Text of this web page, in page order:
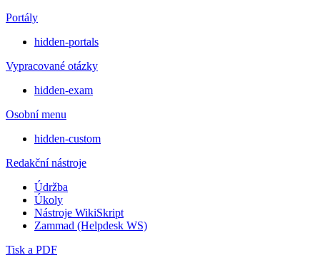
Portály
hidden-portals
Vypracované otázky
hidden-exam
Osobní menu
hidden-custom
Redakční nástroje
Údržba
Úkoly
Nástroje WikiSkript
Zammad (Helpdesk WS)
Tisk a PDF